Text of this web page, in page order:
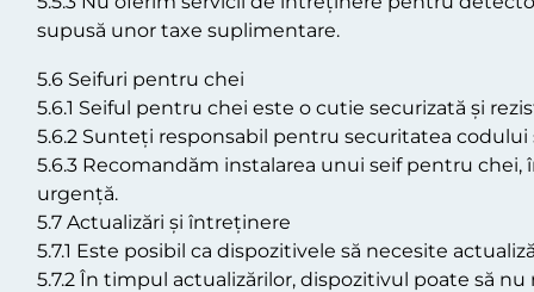
supusă unor taxe suplimentare.
5.6 Seifuri pentru chei
5.6.1 Seiful pentru chei este o cutie securizată și
5.6.2 Sunteți responsabil pentru securitatea
5.6.3 Recomandăm instalarea unui seif pentru
urgență.
5.7 Actualizări și întreținere
5.7.1 Este posibil ca dispozitivele să necesite
5.7.2 În timpul actualizărilor, dispozitivul poate să